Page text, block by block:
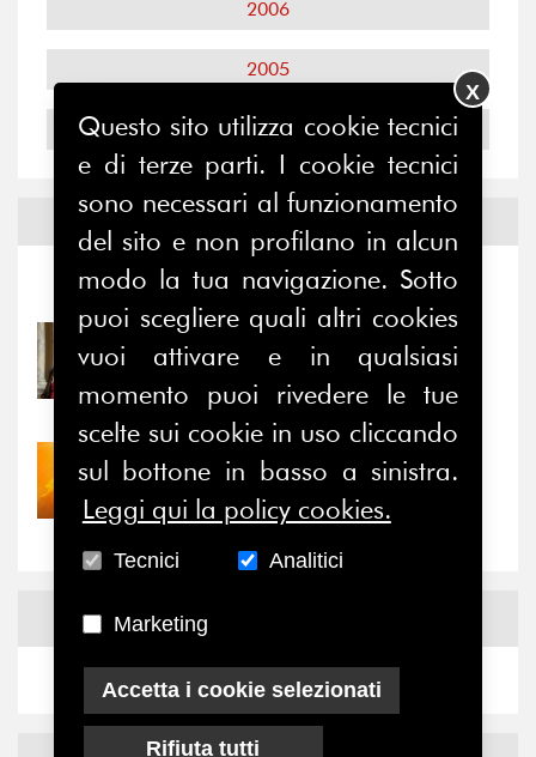
2006
2005
2004
Notizie-Eventi
31/07/2026
Prima della pausa estiva,
il valore di...
30/07/2026
Nove anni dopo la
“grande cecità”: la...
News
Questo sito utilizza cookie tecnici
e di terze parti. I cookie tecnici
sono necessari al funzionamento
del sito e non profilano in alcun
modo la tua navigazione. Sotto
puoi scegliere quali altri cookies
vuoi attivare e in qualsiasi
momento puoi rivedere le tue
scelte sui cookie in uso cliccando
sul bottone in basso a sinistra.
Leggi qui la policy cookies.
Tecnici Analitici
Marketing
Accetta i cookie selezionati
Rifiuta tutti
X